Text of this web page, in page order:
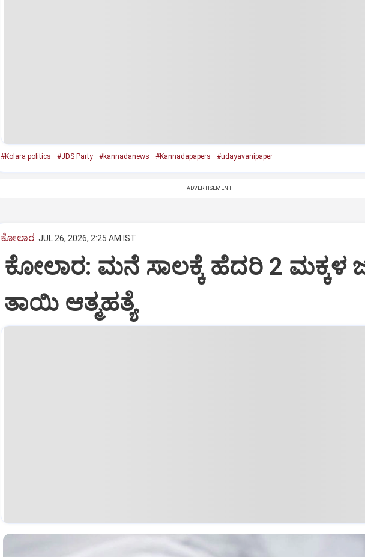
#Kolara politics #JDS Party #kannadanews #Kannadapapers #udayavanipaper
ADVERTISEMENT
ಕೋಲಾರ JUL 26, 2026, 2:25 AM IST
ಕೋಲಾರ: ಮನೆ ಸಾಲಕ್ಕೆ ಹೆದರಿ 2 ಮಕ್ಕಳ
ತಾಯಿ ಆತ್ಮಹತ್ಯೆ